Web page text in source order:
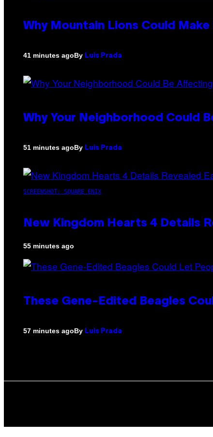
Why Mountain Lions Could
41 minutes agoBy Luis Prada
Why Your Neighborhood Could
51 minutes agoBy Luis Prada
SCREENSHOT: SQUARE ENIX
New Kingdom Hearts 4 Details
55 minutes ago
These Gene-Edited Beagles
57 minutes agoBy Luis Prada